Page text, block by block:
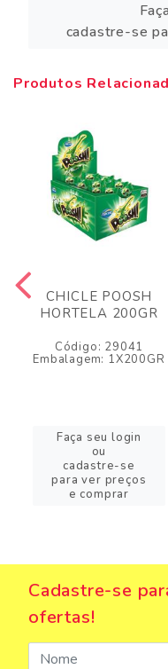
cadastre-se
Produtos
CHICLE POOSH
HORTELA 200GR
Código: 29041
Embalagem: 1X200GR
Faça seu login
ou
cadastre-se
para ver preços
e comprar
Cadastre-se
ofertas!